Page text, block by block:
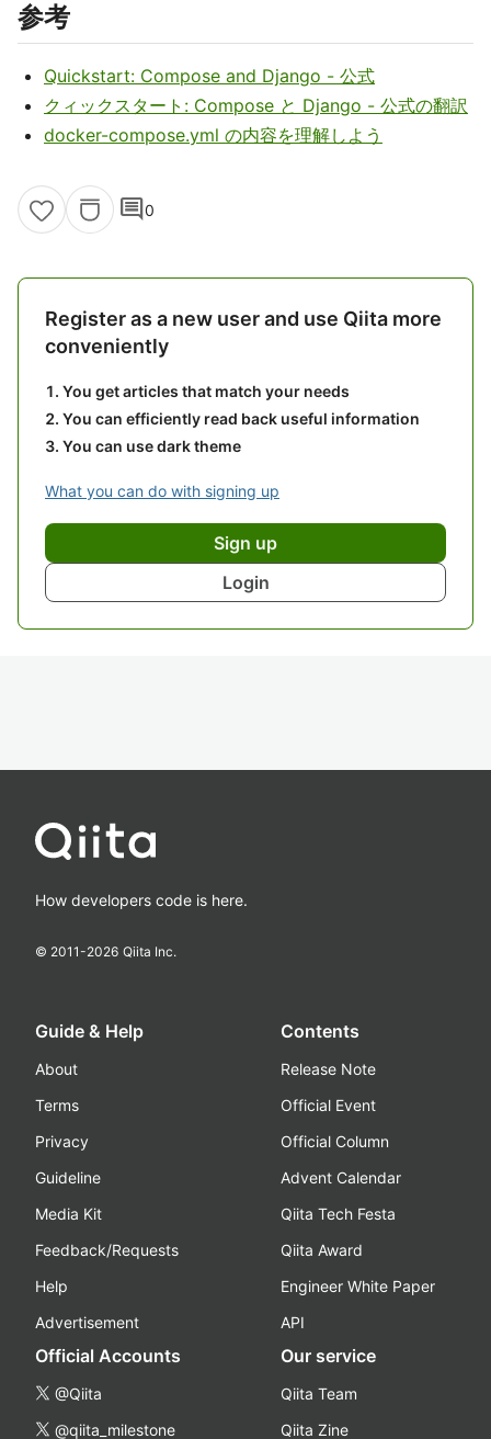
参考
Quickstart: Compose and Django - 公式
クィックスタート: Compose と Django - 公式の翻訳
docker-compose.yml の内容を理解しよう
comment0
Register as a new user and use Qiita more
conveniently
You get articles that match your needs
You can efficiently read back useful information
You can use dark theme
What you can do with signing up
Sign up
Login
How developers code is here.
© 2011-2026 Qiita Inc.
Guide & Help
About
Terms
Privacy
Guideline
Media Kit
Feedback/Requests
Help
Advertisement
Contents
Release Note
Official Event
Official Column
Advent Calendar
Qiita Tech Festa
Qiita Award
Engineer White Paper
API
Official Accounts
@Qiita
@qiita_milestone
Our service
Qiita Team
Qiita Zine